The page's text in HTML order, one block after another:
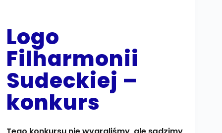
Logo
Filharmonii
Sudeckiej –
konkurs